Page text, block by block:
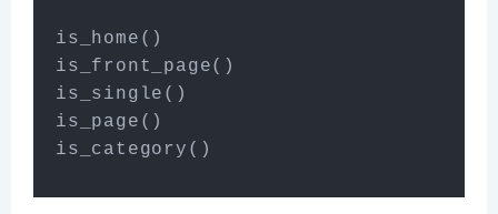
is_home()
is_front_page()
is_single()
is_page()
is_category()